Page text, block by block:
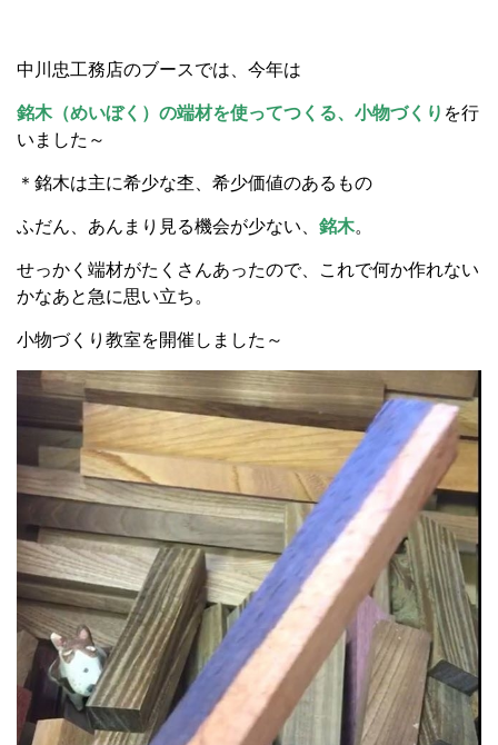
中川忠工務店のブースでは、今年は
銘木（めいぼく）の端材を使ってつくる、小物づくり を行
いました～
＊銘木は主に希少な杢、希少価値のあるもの
ふだん、あんまり見る機会が少ない、 銘木。
せっかく端材がたくさんあったので、これで何か作れない
かなあと急に思い立ち。
小物づくり教室を開催しました～